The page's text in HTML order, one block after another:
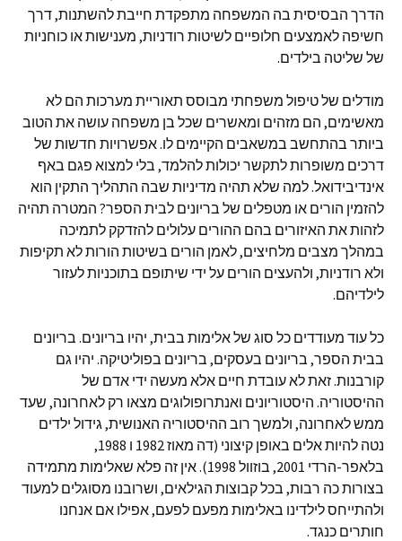
הדרך הבסיסית בה המשפחה מתפקדת חייבת להשתנות, דרך
חשיפה לאמצעים חלופיים לשיטות רודניות, מענישות או כוחניות
של שליטה בילדים.
מודלים של טיפול משפחתי מבוסס תאוריית מערכות הם לא
מאשימים, הם מזהים ומאשרים שכל בן משפחה עושה את הטוב
ביותר בהתחשב במשאבים הקיימים לו. אפשרויות חדשות של
דרכים משופרות לתקשר יכולות להלמד, בלי למצוא פגם באף
אינדיבידואל. למה שלא תהיה מדיניות שבה התהליך התקין הוא
להזמין הורים או מטפלים של בריונים לבית הספר? המטרה תהיה
לזהות את האיזורים בהם ההורים עלולים להזדקק לתמיכה
במהלך מצבים מלחיצים, לאמן הורים בשיטות הורות לא תקיפות
ולא רודניות, ולהעצים הורים על ידי שיתופם בתוכניות לעזור
לילדיהם.
כל עוד מעודדים כל סוג של אלימות בבית, יהיו בריונים. בריונים
בבית הספר, בריונים בעסקים, בריונים בפוליטיקה. יהיו גם
קורבנות. זאת לא עובדת חיים אלא מעשה ידי אדם של
ההיסטוריה. היסטוריונים ואנתרופולוגים מצאו רק לאחרונה, שעד
ממש לאחרונה, ולמשך רוב ההיסטוריה האנושית, גידול ילדים
נטה להיות אלים באופן קיצוני (דה מאוז 1982 ו 1988,
בלאפר-הרדי 2001, בוזוול 1998). אין זה פלא שאלימות מתמידה
בצורות כה רבות, בכל קבוצות הגילאים, ושרובנו מסוגלים למעוד
ולהתייחס לילדינו באלימות מפעם לפעם, אפילו אם אנחנו
חותרים כנגד.